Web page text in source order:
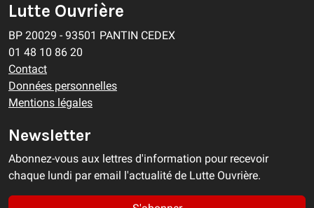
Lutte Ouvrière
BP 20029 - 93501 PANTIN CEDEX
01 48 10 86 20
Contact
Données personnelles
Mentions légales
Newsletter
Abonnez-vous aux lettres d'information pour recevoir
chaque lundi par email l'actualité de Lutte Ouvrière.